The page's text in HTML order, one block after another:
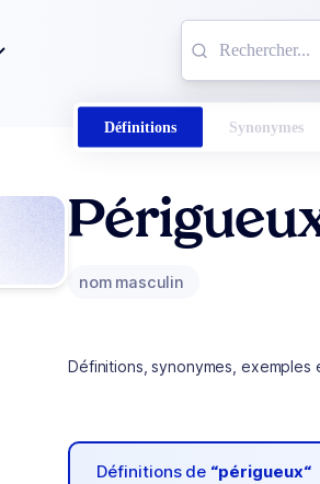
Définitions Synonymes
nom masculin
Définitions, synonymes, exemples
Définitions de “périgueux“